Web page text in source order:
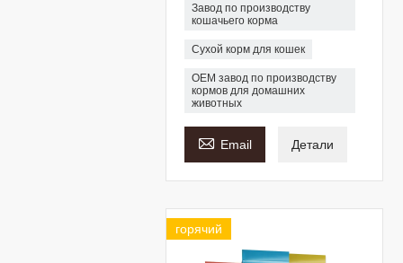
Завод по производству
кошачьего корма
Сухой корм для кошек
OEM завод по производству
кормов для домашних
животных
 Email Детали
горячий